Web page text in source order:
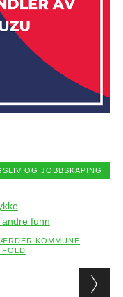
OG JOBBSKAPING
funn
KOMMUNE